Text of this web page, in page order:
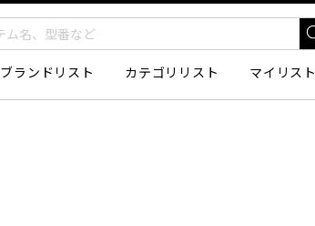
ブランドリスト カテゴリリスト マイリスト